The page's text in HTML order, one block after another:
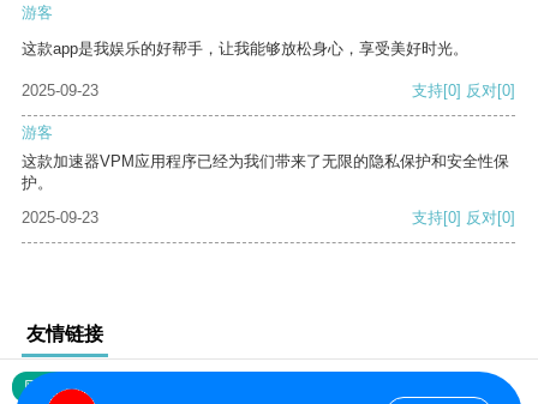
游客
这款app是我娱乐的好帮手，让我能够放松身心，享受美好时光。
2025-09-23 支持[0] 反对[0]
游客
这款加速器VPM应用程序已经为我们带来了无限的隐私保护和安全性保
护。
2025-09-23
支持[0] 反对[0]
友情链接
网站地图